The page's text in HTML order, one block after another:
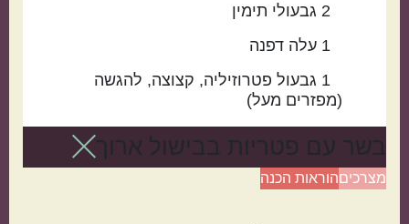
2 גבעולי תימין
1 עלה דפנה
1 גבעול פטרוזיליה קצוצה, להגשה
(מפזרים מעל)
בשר עם פטריות בבישול ארוך
מצרכיםהוראות הכנה